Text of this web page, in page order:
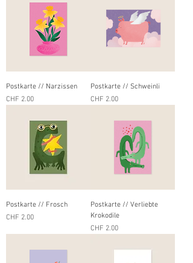
Postkarte // Narzissen
Preis
CHF 2.00
Postkarte // Schweinli
Preis
CHF 2.00
Postkarte // Frosch
Preis
CHF 2.00
Postkarte // Verliebte
Krokodile
Preis
CHF 2.00